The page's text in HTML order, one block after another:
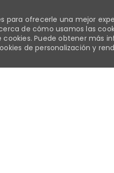
para ofrecerle una mejor
de cómo usamos las
Puede obtener más
de personalización y